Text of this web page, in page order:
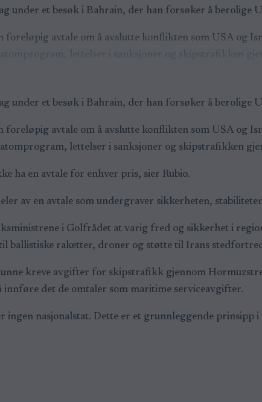
under et besøk i Bahrain, der han forsøker å
foreløpig avtale om å avslutte konflikten som USA og
under et besøk i Bahrain, der han forsøker å
foreløpig avtale om å avslutte konflikten som USA og
lettelser i sanksjoner og skipstrafikken
ha en avtale for enhver pris, sier Rubio.
av en avtale som undergraver sikkerheten,
i Golfrådet at varig fred og sikkerhet i
ballistiske raketter, droner og støtte til Irans
kreve avgifter for skipstrafikk gjennom
innføre det de omtaler som maritime serviceavgifter.
ingen nasjonalstat. Dette er et grunnleggende prinsipp